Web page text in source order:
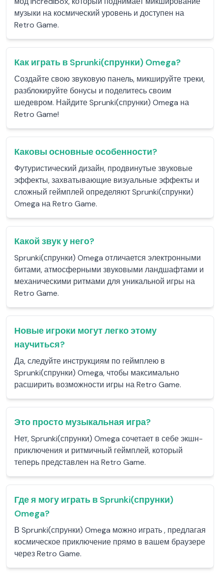
музыки на космический уровень и доступен на
Retro Game.
Как играть в Sprunki(спрунки) Omega?
Создайте свою звуковую панель, микшируйте треки,
разблокируйте бонусы и поделитесь своим
шедевром. Найдите Sprunki(спрунки) Omega на
Retro Game!
Каковы основные особенности?
Футуристический дизайн, продвинутые звуковые
эффекты, захватывающие визуальные эффекты и
сложный геймплей определяют Sprunki(спрунки)
Omega на Retro Game.
Какой звук у него?
Sprunki(спрунки) Omega отличается электронными
битами, атмосферными звуковыми ландшафтами и
механическими ритмами для уникальной игры на
Retro Game.
Новые игроки могут легко этому
научиться?
Да, следуйте инструкциям по геймплею в
Sprunki(спрунки) Omega, чтобы максимально
расширить возможности игры на Retro Game.
Это просто музыкальная игра?
Нет, Sprunki(спрунки) Omega сочетает в себе экшн-
приключения и ритмичный геймплей, который
теперь представлен на Retro Game.
Где я могу играть в Sprunki(спрунки)
Omega?
В Sprunki(спрунки) Omega можно играть , предлагая
космическое приключение прямо в вашем браузере
через Retro Game.